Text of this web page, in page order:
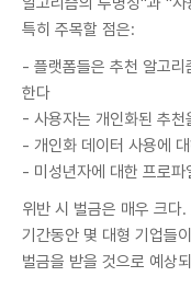
특히 주목할 점은:
- 플랫폼들은 추천 알고
한다
- 사용자는 개인화된 추
- 개인화 데이터 사용에
- 미성년자에 대한 프로파
위반 시 벌금은 매우 크
기간동안 몇 대형 기업들
벌금을 받을 것으로 예상